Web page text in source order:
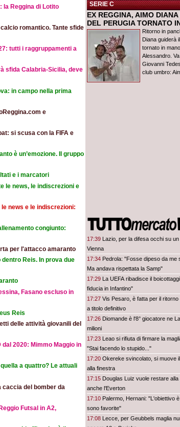
la Reggina di Lotito
romantico. Tante sfide
tutti i raggruppamenti a
sfida Calabria-Sicilia, deve
in campo nella prima
e
si scusa con la FIFA e
è un’emozione. Il gruppo
e i marcatori
le news, le indiscrezioni e
le news e le indiscrezioni:
congiunto:
per l'attacco amaranto
Reis. In prova due
Fasano escluso in
Reis
delle attività giovanili del
dal 2020: Mimmo Maggio in
a quattro? Le attuali
caccia del bomber da
Futsal in A2,
SERIE C
EX REGGINA, AIMO
DEL PERUGIA TORNATO
Ritorno in
Diana guiderà
tornato in
Alessandro.
Giovanni
club umbro:
17:39 Lazio, per la difesa occhi su
Vienna
17:34 Pedrola: "Fosse dipeso da me
Ma andava rispettata la Samp"
17:29 La UEFA ribadisce il
fiducia in Infantino"
17:27 Vis Pesaro, è fatta per il
a titolo definitivo
17:26 Diomande è l'8° giocatore ne
milioni
17:23 Leao si rifiuta di firmare la
"Stai facendo lo stupido..."
17:20 Okereke svincolato, si muove
alla finestra
17:15 Douglas Luiz vuole restare
anche l'Everton
17:10 Palermo, Hernani: "L'obiettivo
sono favorite"
17:08 Lecce, per Geubbels maglia